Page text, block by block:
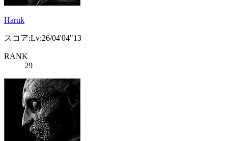
Haruk
スコア:Lv:26/04'04"13
RANK
29